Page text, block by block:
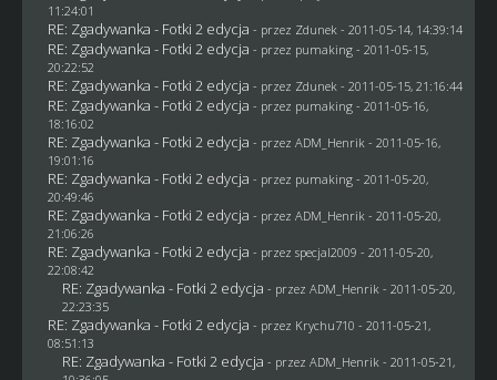
11:24:01
RE: Zgadywanka - Fotki 2 edycja - przez Zdunek - 2011-05-14, 14:39:14
RE: Zgadywanka - Fotki 2 edycja - przez pumaking- 2011-05-15,
20:22:52
RE: Zgadywanka - Fotki 2 edycja - przez Zdunek - 2011-05-15, 21:16:44
RE: Zgadywanka - Fotki 2 edycja - przez pumaking- 2011-05-16,
18:16:02
RE: Zgadywanka - Fotki 2 edycja - przez ADM_Henrik - 2011-05-16,
19:01:16
RE: Zgadywanka - Fotki 2 edycja - przez pumaking- 2011-05-20,
20:49:46
RE: Zgadywanka - Fotki 2 edycja - przez ADM_Henrik - 2011-05-20,
21:06:26
RE: Zgadywanka - Fotki 2 edycja - przez specjal2009 - 2011-05-20,
22:08:42
RE: Zgadywanka - Fotki 2 edycja - przez ADM_Henrik - 2011-05-20,
22:23:35
RE: Zgadywanka - Fotki 2 edycja - przez Krychu710 - 2011-05-21,
08:51:13
RE: Zgadywanka - Fotki 2 edycja - przez ADM_Henrik - 2011-05-21,